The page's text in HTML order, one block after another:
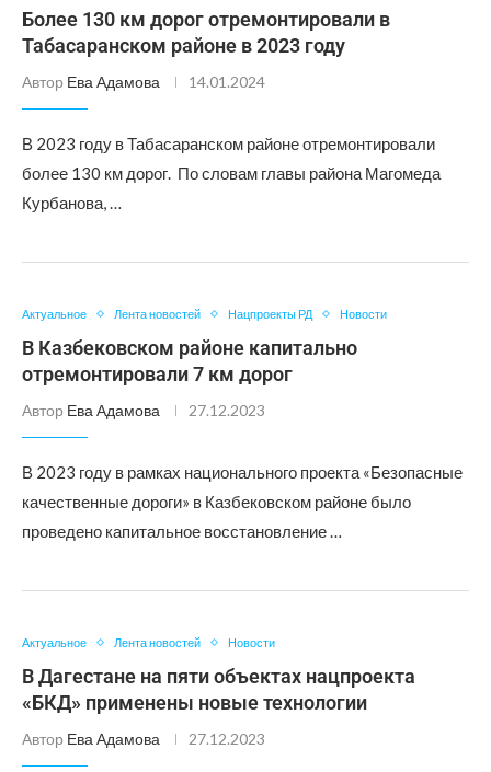
Более 130 км дорог отремонтировали в
Табасаранском районе в 2023 году
Автор Ева Адамова 14.01.2024
В 2023 году в Табасаранском районе отремонтировали
более 130 км дорог. По словам главы района Магомеда
Курбанова, …
Актуальное Лента новостей Нацпроекты РД Новости
В Казбековском районе капитально
отремонтировали 7 км дорог
Автор Ева Адамова 27.12.2023
В 2023 году в рамках национального проекта «Безопасные
качественные дороги» в Казбековском районе было
проведено капитальное восстановление …
Актуальное Лента новостей Новости
В Дагестане на пяти объектах нацпроекта
«БКД» применены новые технологии
Автор Ева Адамова 27.12.2023